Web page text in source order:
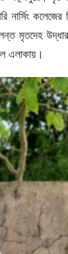
নার্সিং কলেজের
মৃতদেহ
এলাকায়।